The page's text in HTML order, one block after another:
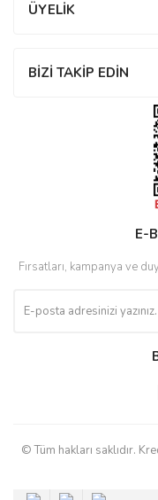
ÜYELİK
BİZİ TAKİP EDİN
E-
Fırsatları, kampanya ve
© Tüm hakları saklıdır.